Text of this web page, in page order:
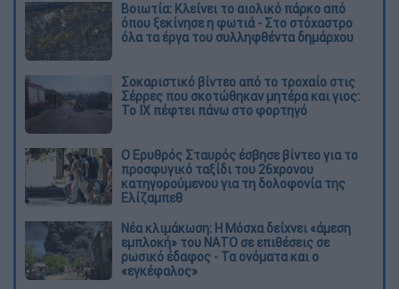
Βοιωτία: Κλείνει το αιολικό πάρκο από
όπου ξεκίνησε η φωτιά - Στο στόχαστρο
όλα τα έργα του συλληφθέντα δημάρχου
Σοκαριστικό βίντεο από το τροχαίο στις
Σέρρες που σκοτώθηκαν μητέρα και γιος:
Το ΙΧ πέφτει πάνω στο φορτηγό
Ο Ερυθρός Σταυρός έσβησε βίντεο για το
προσφυγικό ταξίδι του 26χρονου
κατηγορούμενου για τη δολοφονία της
Ελίζαμπεθ
Νέα κλιμάκωση: Η Μόσχα δείχνει «άμεση
εμπλοκή» του ΝΑΤΟ σε επιθέσεις σε
ρωσικό έδαφος - Τα ονόματα και ο
«εγκέφαλος»